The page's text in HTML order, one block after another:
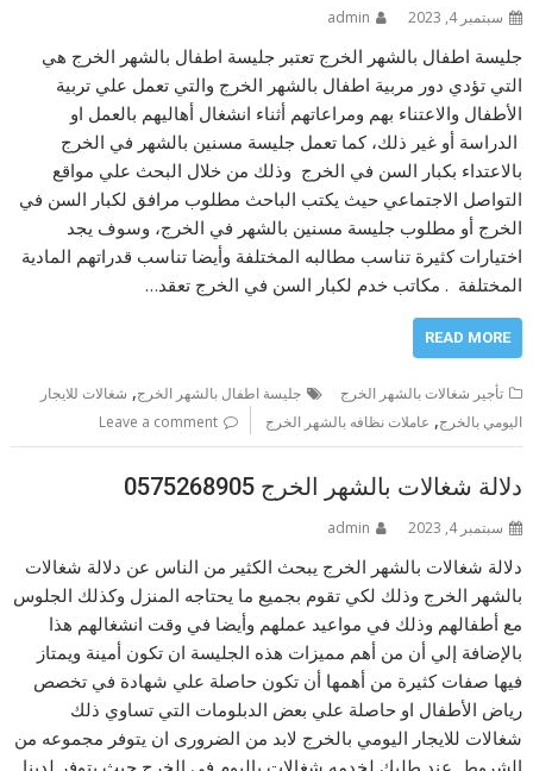
سبتمبر 4, 2023 admin
جليسة اطفال بالشهر الخرج تعتبر جليسة اطفال بالشهر الخرج هي
التي تؤدي دور مربية اطفال بالشهر الخرج والتي تعمل علي تربية
الأطفال والاعتناء بهم ومراعاتهم أثناء انشغال أهاليهم بالعمل او
الدراسة أو غير ذلك، كما تعمل جليسة مسنين بالشهر في الخرج
بالاعتداء بكبار السن في الخرج وذلك من خلال البحث علي مواقع
التواصل الاجتماعي حيث يكتب الباحث مطلوب مرافق لكبار السن في
الخرج أو مطلوب جليسة مسنين بالشهر في الخرج، وسوف يجد
اختيارات كثيرة تناسب مطالبه المختلفة وأيضا تناسب قدراتهم المادية
المختلفة . مكاتب خدم لكبار السن في الخرج تعقد…
READ MORE
تأجير شغالات بالشهر الخرج جليسة اطفال بالشهر الخرج, شغالات للايجار
اليومي بالخرج, عاملات نظافه بالشهر الخرج Leave a comment
دلالة شغالات بالشهر الخرج 0575268905
سبتمبر 4, 2023 admin
دلالة شغالات بالشهر الخرج يبحث الكثير من الناس عن دلالة شغالات
بالشهر الخرج وذلك لكي تقوم بجميع ما يحتاجه المنزل وكذلك الجلوس
مع أطفالهم وذلك في مواعيد عملهم وأيضا في وقت انشغالهم هذا
بالإضافة إلي أن من أهم مميزات هذه الجليسة ان تكون أمينة ويمتاز
فيها صفات كثيرة من أهمها أن تكون حاصلة علي شهادة في تخصص
رياض الأطفال او حاصلة علي بعض الدبلومات التي تساوي ذلك
شغالات للايجار اليومي بالخرج لابد من الضرورى ان يتوفر مجموعه من
الشروط عند طلبك لخدمه شغالات باليوم فى الخرج حيث يتوفر لدينا